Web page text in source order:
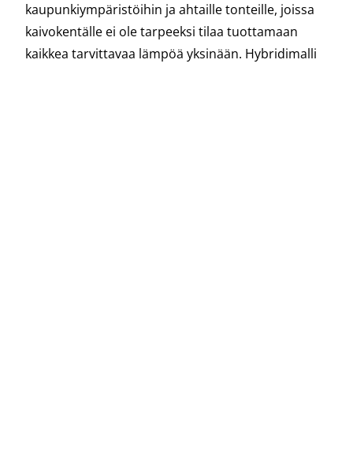
kaupunkiympäristöihin ja ahtaille tonteille, joissa
kaivokentälle ei ole tarpeeksi tilaa tuottamaan
kaikkea tarvittavaa lämpöä yksinään. Hybridimalli